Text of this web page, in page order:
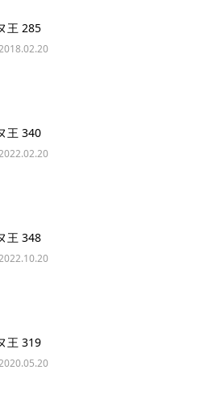
王 285
王 340
王 348
王 319